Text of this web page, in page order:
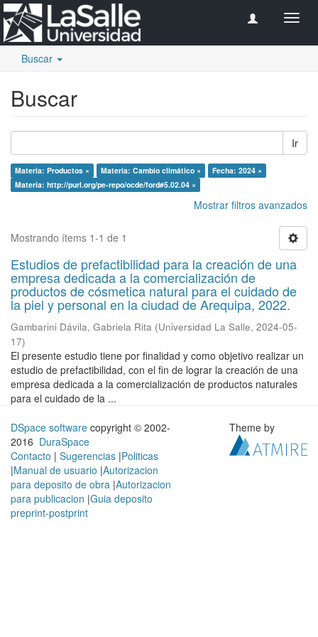
Buscar
Buscar
Ir
Materia: Productos × Materia: Cambio climático ×
Fecha: 2024 ×
Materia: http://purl.org/pe-repo/ocde/ford#5.02.04 ×
Mostrar filtros avanzados
Mostrando ítems 1-1 de 1
Estudios de prefactibilidad para la creación de una
empresa dedicada a la comercialización de
productos de cósmetica natural para el cuidado de
la piel y personal en la ciudad de Arequipa, 2022.
Gambarini Dávila, Gabriela Rita (Universidad La Salle, 2024-05-
17)
El presente estudio tiene por finalidad y como objetivo realizar un
estudio de prefactibilidad, con el fin de lograr la creación de una
empresa dedicada a la comercialización de productos naturales
para el cuidado de la ...
DSpace software copyright © 2002-
2016 DuraSpace
Contacto | Sugerencias |Politicas
|Manual de usuario |Autorizacion
para deposito de obra |Autorizacion
para publicacion |Guia deposito
preprint-postprint
Theme by